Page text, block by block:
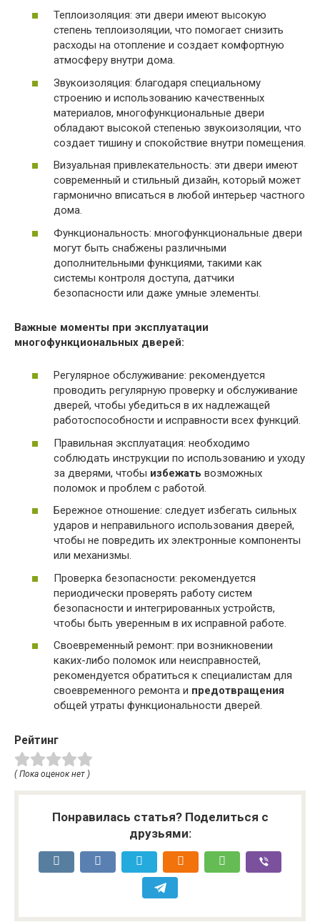
Теплоизоляция: эти двери имеют высокую
степень теплоизоляции, что помогает снизить
расходы на отопление и создает комфортную
атмосферу внутри дома.
Звукоизоляция: благодаря специальному
строению и использованию качественных
материалов, многофункциональные двери
обладают высокой степенью звукоизоляции, что
создает тишину и спокойствие внутри помещения.
Визуальная привлекательность: эти двери имеют
современный и стильный дизайн, который может
гармонично вписаться в любой интерьер частного
дома.
Функциональность: многофункциональные двери
могут быть снабжены различными
дополнительными функциями, такими как
системы контроля доступа, датчики
безопасности или даже умные элементы.
Важные моменты при эксплуатации
многофункциональных дверей:
Регулярное обслуживание: рекомендуется
проводить регулярную проверку и обслуживание
дверей, чтобы убедиться в их надлежащей
работоспособности и исправности всех функций.
Правильная эксплуатация: необходимо
соблюдать инструкции по использованию и уходу
за дверями, чтобы избежать возможных
поломок и проблем с работой.
Бережное отношение: следует избегать сильных
ударов и неправильного использования дверей,
чтобы не повредить их электронные компоненты
или механизмы.
Проверка безопасности: рекомендуется
периодически проверять работу систем
безопасности и интегрированных устройств,
чтобы быть уверенным в их исправной работе.
Своевременный ремонт: при возникновении
каких-либо поломок или неисправностей,
рекомендуется обратиться к специалистам для
своевременного ремонта и предотвращения
общей утраты функциональности дверей.
Рейтинг
( Пока оценок нет )
Понравилась статья? Поделиться с
друзьями: